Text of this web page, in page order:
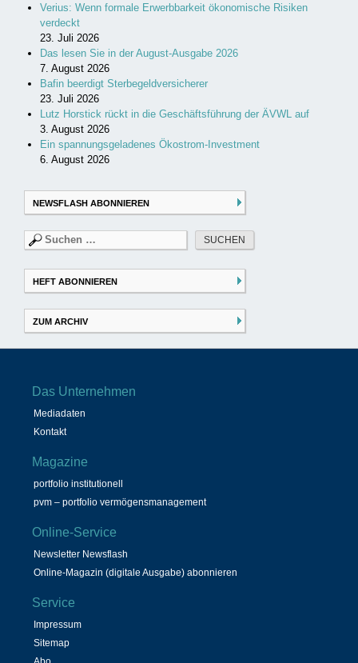
Verius: Wenn formale Erwerbbarkeit ökonomische Risiken
verdeckt
23. Juli 2026
Das lesen Sie in der August-Ausgabe 2026
7. August 2026
Bafin beerdigt Sterbegeldversicherer
23. Juli 2026
Lutz Horstick rückt in die Geschäftsführung der ÄVWL auf
3. August 2026
Ein spannungsgeladenes Ökostrom-Investment
6. August 2026
NEWSFLASH ABONNIEREN
Suchen
nach:
HEFT ABONNIEREN
ZUM ARCHIV
Das Unternehmen
Mediadaten
Kontakt
Magazine
portfolio institutionell
pvm – portfolio vermögensmanagement
Online-Service
Newsletter Newsflash
Online-Magazin (digitale Ausgabe) abonnieren
Service
Impressum
Sitemap